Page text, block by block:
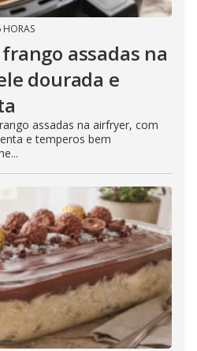
HORAS
assadas na
dourada e
assadas na airfryer, com
e temperos bem